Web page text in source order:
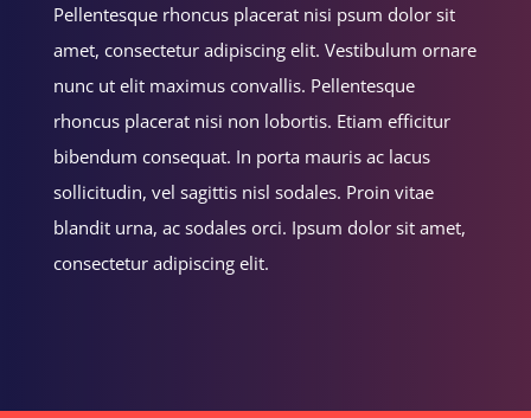
Pellentesque rhoncus placerat nisi psum dolor sit
amet, consectetur adipiscing elit. Vestibulum ornare
nunc ut elit maximus convallis. Pellentesque
rhoncus placerat nisi non lobortis. Etiam efficitur
bibendum consequat. In porta mauris ac lacus
sollicitudin, vel sagittis nisl sodales. Proin vitae
blandit urna, ac sodales orci. Ipsum dolor sit amet,
consectetur adipiscing elit.